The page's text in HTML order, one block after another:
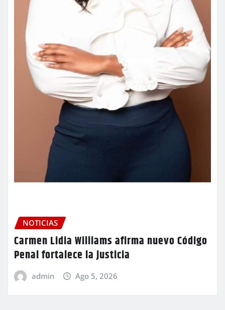
NOTICIAS
Carmen Lidia Williams afirma nuevo Código
Penal fortalece la justicia
admin Ago 5, 2026